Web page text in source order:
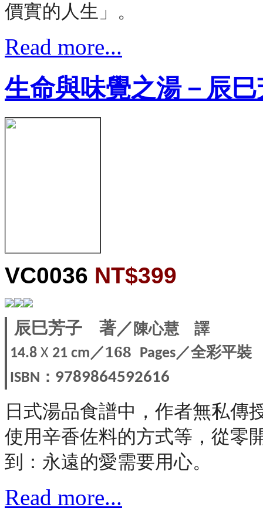
價實的人生」。
Read more...
生命與味覺之湯－辰
VC0036 NT$399
辰巳芳子 著／ 陳心慧 譯
14.8X 21 cm／168 Pages／全彩平裝
ISBN ： 9789864592616
日式湯品食譜中，作者無私傳
使用辛香佐料的方式等，從零
到：永遠的愛需要用心。
Read more...